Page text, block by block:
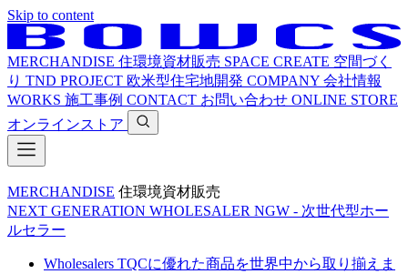
Skip to content
MERCHANDISE 住環境資材販売 SPACE CREATE 空間づく
り TND PROJECT 欧米型住宅地開発 COMPANY 会社情報
WORKS 施工事例 CONTACT お問い合わせ ONLINE STORE
オンラインストア
MERCHANDISE 住環境資材販売
NEXT GENERATION WHOLESALER NGW - 次世代型ホー
ルセラー
Wholesalers TQCに優れた商品を世界中から取り揃えま